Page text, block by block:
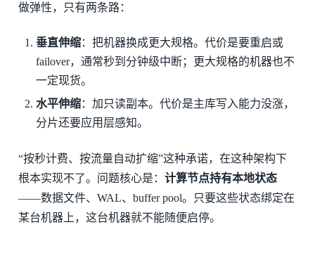
做弹性，只有两条路：
垂直伸缩：把机器换成更大规格。代价是要重启或
failover，通常秒到分钟级中断；更大规格的机器也不
一定现货。
水平伸缩：加只读副本。代价是主库写入能力没涨，
分片还要应用层感知。
“按秒计费、按流量自动扩缩”这种承诺，在这种架构下
根本实现不了。问题核心是： 计算节点持有本地状态
——数据文件、WAL、buffer pool。只要这些状态绑定在
某台机器上，这台机器就不能随便启停。